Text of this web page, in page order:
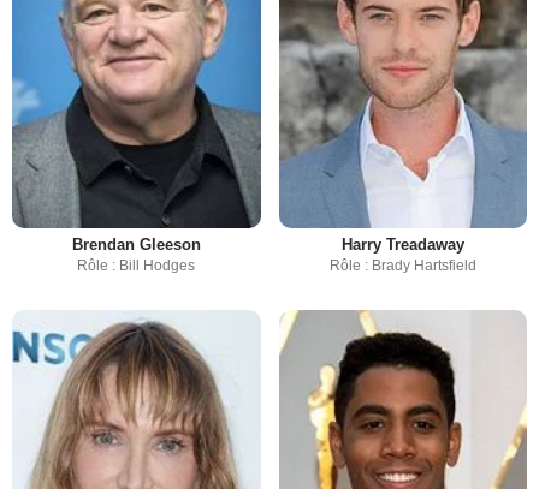
Brendan Gleeson
Rôle : Bill Hodges
Harry Treadaway
Rôle : Brady Hartsfield